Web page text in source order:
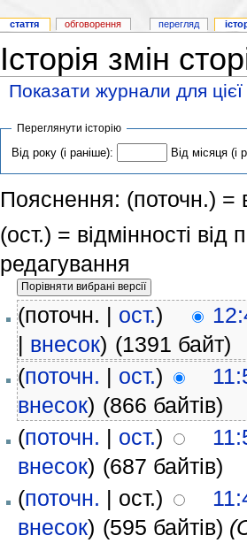
Історія змін
Показати журнали для цієї
Переглянути історію
Від року (і раніше): Від місяця (і
Пояснення: (поточн.) =
(ост.) = відмінності від
редагування
(поточн. | ост.)
| внесок) (1391 байт)
(поточн. | ост.)
внесок) (866 байтів)
(поточн. | ост.)
внесок) (687 байтів)
(поточн. | ост.)
внесок) (595 байтів)
стаття обговорення перегляд